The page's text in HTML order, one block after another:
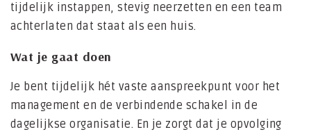
tijdelijk instappen, stevig neerzetten en een team
achterlaten dat staat als een huis.
Wat je gaat doen
Je bent tijdelijk hét vaste aanspreekpunt voor het
management en de verbindende schakel in de
dagelijkse organisatie. En je zorgt dat je opvolging